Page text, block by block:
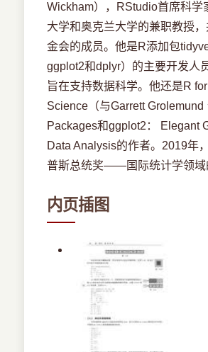
Wickham），RStudio首席科学
大学和奥克兰大学的兼职教授
金会的成员。他是R添加包
ggplot2和dplyr）的主要开发人
旨在支持数据科学。他还是R
Science（与Garrett Grolemund
Packages和ggplot2： Elegant
Data Analysis的作者。2019年
普斯总统奖——国际统计学领域
内页插图